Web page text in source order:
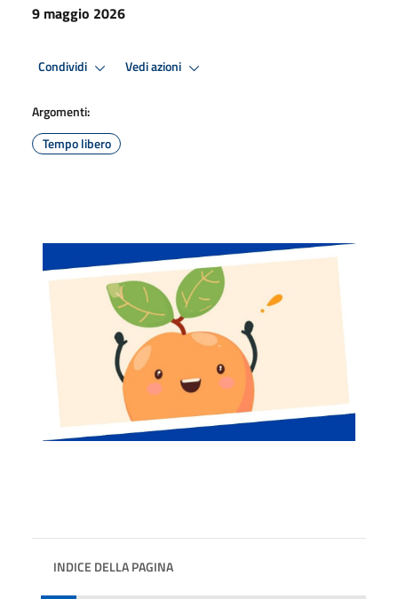
9 maggio 2026
Condividi Vedi azioni
Argomenti:
Tempo libero
INDICE DELLA PAGINA